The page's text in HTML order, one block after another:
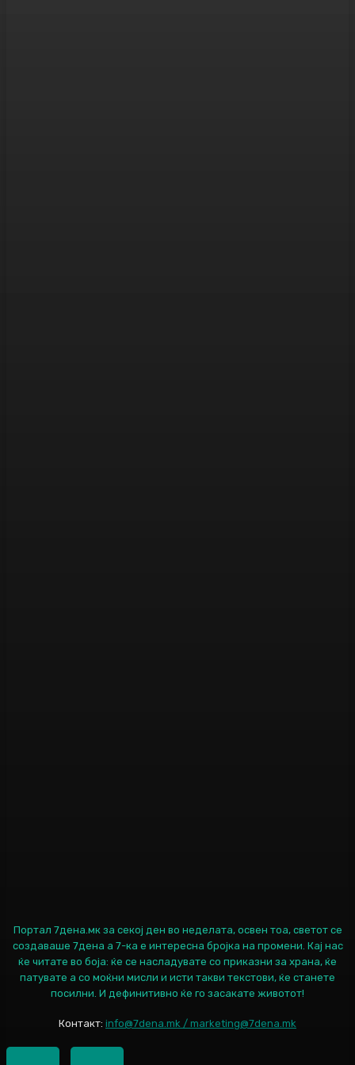
Портал 7дена.мк за секој ден во неделата, освен тоа, светот се
создаваше 7дена а 7-ка е интересна бројка на промени. Кај нас
ќе читате во боја: ќе се насладувате со приказни за храна, ќе
патувате а со моќни мисли и исти такви текстови, ќе станете
посилни. И дефинитивно ќе го засакате животот!
Контакт: info@7dena.mk / marketing@7dena.mk